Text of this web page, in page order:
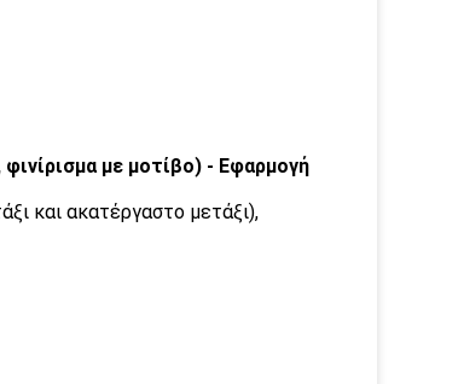
με μοτίβο) - Εφαρμογή
και ακατέργαστο μετάξι),